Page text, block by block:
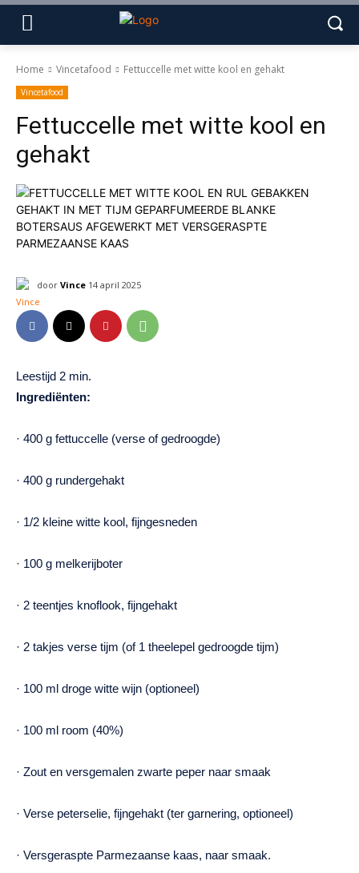
Home Vincetafood Fettuccelle met witte kool en gehakt
Vincetafood
Fettuccelle met witte kool en
gehakt
door Vince 14 april 2025
Ingrediënten:
· 400 g fettuccelle (verse of gedroogde)
· 400 g rundergehakt
· 1/2 kleine witte kool, fijngesneden
· 100 g melkerijboter
· 2 teentjes knoflook, fijngehakt
· 2 takjes verse tijm (of 1 theelepel gedroogde tijm)
· 100 ml droge witte wijn (optioneel)
· 100 ml room (40%)
· Zout en versgemalen zwarte peper naar smaak
· Verse peterselie, fijngehakt (ter garnering, optioneel)
· Versgeraspte Parmezaanse kaas, naar smaak.